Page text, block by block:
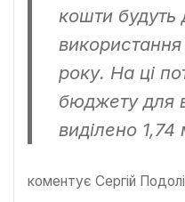
кошти
року. На ці
бюджету для
виділено 1,74
коментує Сергій